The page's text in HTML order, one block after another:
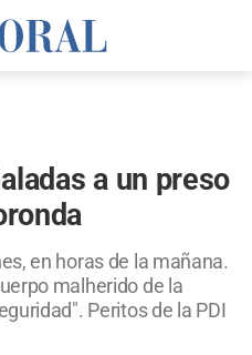
a un preso
en horas de la mañana.
malherido de la
Peritos de la PDI